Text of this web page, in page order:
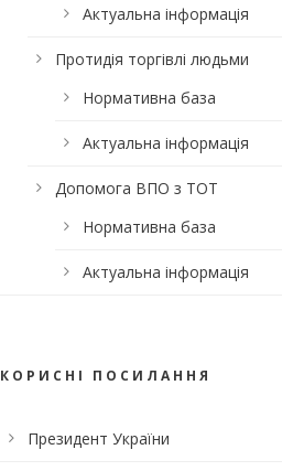
Актуальна інформація
Протидія торгівлі людьми
Нормативна база
Актуальна інформація
Допомога ВПО з ТОТ
Нормативна база
Актуальна інформація
КОРИСНІ ПОСИЛАННЯ
Президент України